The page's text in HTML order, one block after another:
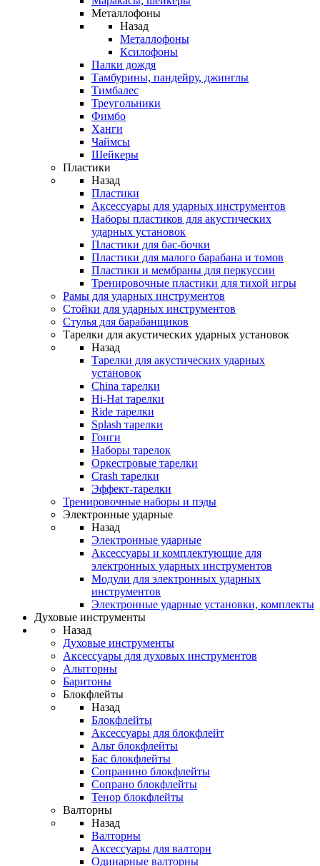
Металлофоны
Назад
Металлофоны
Ксилофоны
Палки дождя
Тамбурины, пандейру, джинглы
Тимбалес
Треугольники
Фимбо
Ханги
Чаймсы
Шейкеры
Пластики
Назад
Пластики
Аксессуары для ударных инструментов
Наборы пластиков для акустических
ударных установок
Пластики для бас-бочки
Пластики для малого барабана и томов
Пластики и мембраны для перкуссии
Тренировочные пластики для тихой игры
Рамы для ударных инструментов
Стойки для ударных инструментов
Стулья для барабанщиков
Тарелки для акустических ударных установок
Назад
Тарелки для акустических ударных
установок
China тарелки
Hi-Hat тарелки
Ride тарелки
Splash тарелки
Гонги
Наборы тарелок
Оркестровые тарелки
Сrash тарелки
Эффект-тарелки
Тренировочные наборы и пэды
Электронные ударные
Назад
Электронные ударные
Аксессуары и комплектующие для
электронных ударных инструментов
Модули для электронных ударных
инструментов
Электронные ударные установки, комплекты
Духовые инструменты
Назад
Духовые инструменты
Аксессуары для духовых инструментов
Альтгорны
Баритоны
Блокфлейты
Назад
Блокфлейты
Аксессуары для блокфлейт
Альт блокфлейты
Бас блокфлейты
Сопранино блокфлейты
Сопрано блокфлейты
Тенор блокфлейты
Валторны
Назад
Валторны
Аксессуары для валторн
Одинарные валторны